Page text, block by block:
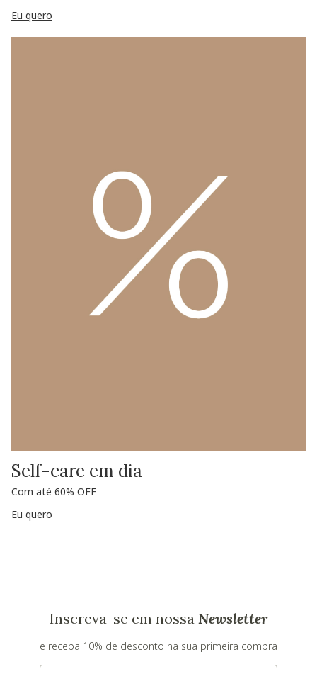
Eu quero
Self-care em dia
Com até 60% OFF
Eu quero
Inscreva-se em nossa Newsletter
e receba 10% de desconto na sua primeira compra
E-mail